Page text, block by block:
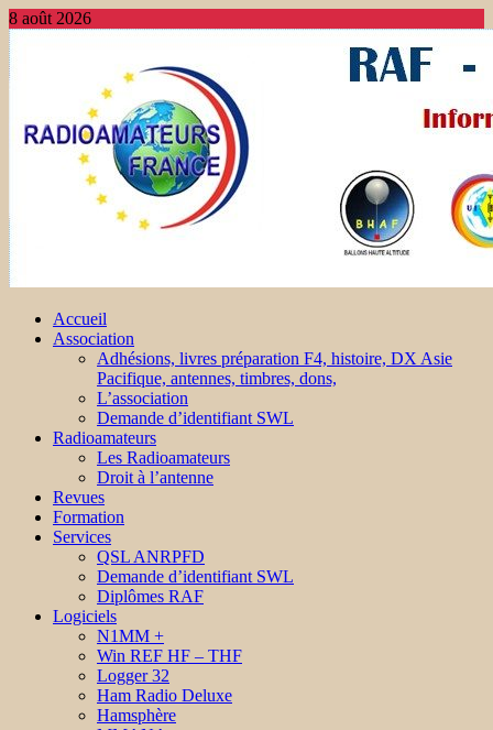
8 août 2026
Accueil
Association
Adhésions, livres préparation F4, histoire, DX Asie
Pacifique, antennes, timbres, dons,
L’association
Demande d’identifiant SWL
Radioamateurs
Les Radioamateurs
Droit à l’antenne
Revues
Formation
Services
QSL ANRPFD
Demande d’identifiant SWL
Diplômes RAF
Logiciels
N1MM +
Win REF HF – THF
Logger 32
Ham Radio Deluxe
Hamsphère